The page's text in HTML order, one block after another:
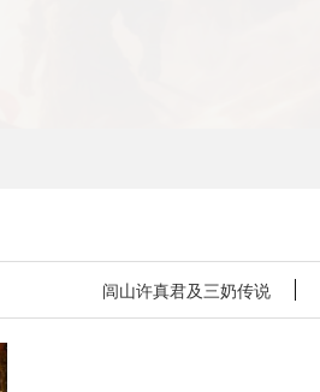
闾山许真君及三奶传说